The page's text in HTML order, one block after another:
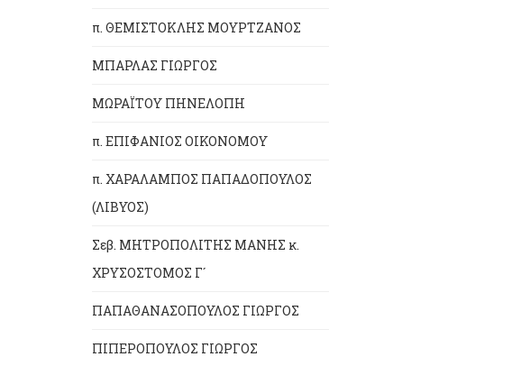
π. ΘΕΜΙΣΤΟΚΛΗΣ ΜΟΥΡΤΖΑΝΟΣ
ΜΠΑΡΛΑΣ ΓΙΩΡΓΟΣ
ΜΩΡΑΪΤΟΥ ΠΗΝΕΛΟΠΗ
π. ΕΠΙΦΑΝΙΟΣ ΟΙΚΟΝΟΜΟΥ
π. ΧΑΡΑΛΑΜΠΟΣ ΠΑΠΑΔΟΠΟΥΛΟΣ
(ΛΙΒΥΟΣ)
Σεβ. ΜΗΤΡΟΠΟΛΙΤΗΣ ΜΑΝΗΣ κ.
ΧΡΥΣΟΣΤΟΜΟΣ Γ´
ΠΑΠΑΘΑΝΑΣΟΠΟΥΛΟΣ ΓΙΩΡΓΟΣ
ΠΙΠΕΡΟΠΟΥΛΟΣ ΓΙΩΡΓΟΣ